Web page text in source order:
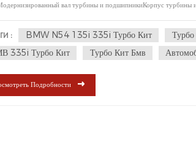
вал турбины и подшипникиКорпус турбины
: BMW N54 135i 335i Турбо Кит
335i Турбо Кит
Турбо Кит Бмв
Подробности